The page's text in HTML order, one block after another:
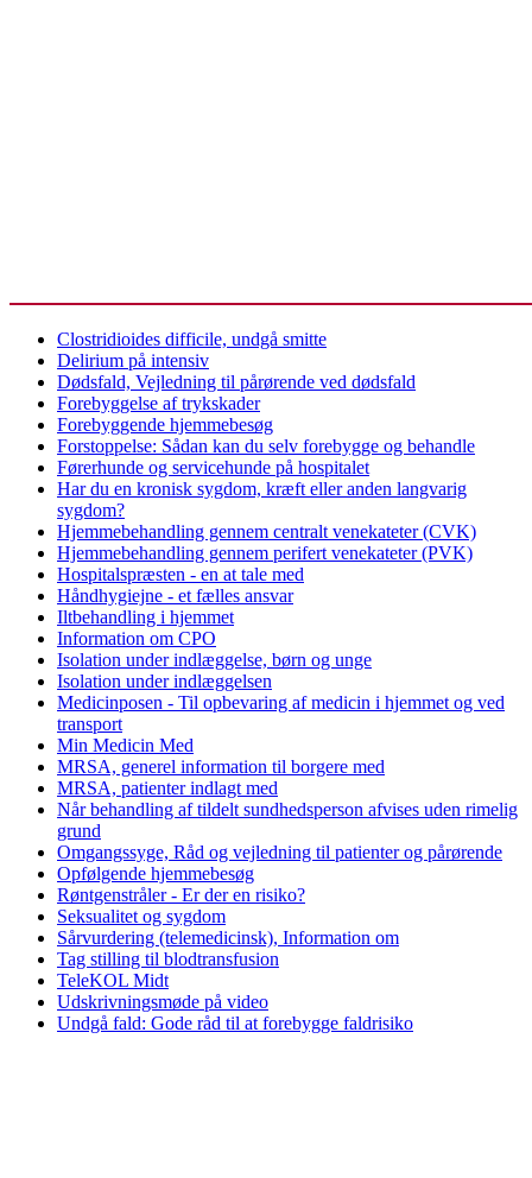
Clostridioides difficile, undgå smitte
Delirium på intensiv
Dødsfald, Vejledning til pårørende ved dødsfald
Forebyggelse af trykskader
Forebyggende hjemmebesøg
Forstoppelse: Sådan kan du selv forebygge og behandle
Førerhunde og servicehunde på hospitalet
Har du en kronisk sygdom, kræft eller anden langvarig
sygdom?
Hjemmebehandling gennem centralt venekateter (CVK)
Hjemmebehandling gennem perifert venekateter (PVK)
Hospitalspræsten - en at tale med
Håndhygiejne - et fælles ansvar
Iltbehandling i hjemmet
Information om CPO
Isolation under indlæggelse, børn og unge
Isolation under indlæggelsen
Medicinposen - Til opbevaring af medicin i hjemmet og ved
transport
Min Medicin Med
MRSA, generel information til borgere med
MRSA, patienter indlagt med
Når behandling af tildelt sundhedsperson afvises uden rimelig
grund
Omgangssyge, Råd og vejledning til patienter og pårørende
Opfølgende hjemmebesøg
Røntgenstråler - Er der en risiko?
Seksualitet og sygdom
Sårvurdering (telemedicinsk), Information om
Tag stilling til blodtransfusion
TeleKOL Midt
Udskrivningsmøde på video
Undgå fald: Gode råd til at forebygge faldrisiko